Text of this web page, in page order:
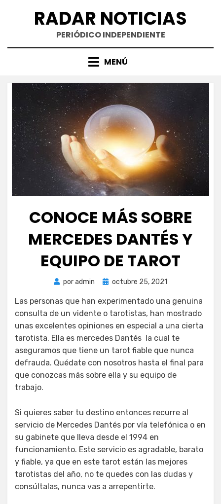
RADAR NOTICIAS
PERIÓDICO INDEPENDIENTE
MENÚ
CONOCE MÁS SOBRE
MERCEDES DANTÉS Y
EQUIPO DE TAROT
poradmin
Publicada
octubre 25, 2021
Las personas que han experimentado una genuina
consulta de un vidente o tarotistas, han mostrado
unas excelentes opiniones en especial a una cierta
tarotista. Ella es mercedes Dantés la cual te
aseguramos que tiene un tarot fiable que nunca
defrauda. Quédate con nosotros hasta el final para
que conozcas más sobre ella y su equipo de
trabajo.
Si quieres saber tu destino entonces recurre al
servicio de Mercedes Dantés por vía telefónica o en
su gabinete que lleva desde el 1994 en
funcionamiento. Este servicio es agradable, barato
y fiable, ya que en este tarot están las mejores
tarotistas del año, no te quedes con las dudas y
consúltalas, nunca vas a arrepentirte.